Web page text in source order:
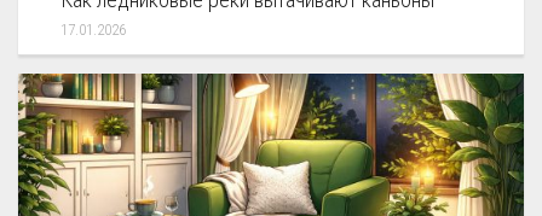
17.01.2026